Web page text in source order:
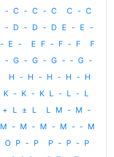
- C - C - C C - C
- D - D - D E - E -
- E - E F - F - F
F
- G - G - G - ‐ G -
H - H - H - H - H
K - K - K L - L - L
+ L ± L L M - M -
M - M - M - M - ‐ M
O P - P P - P - P